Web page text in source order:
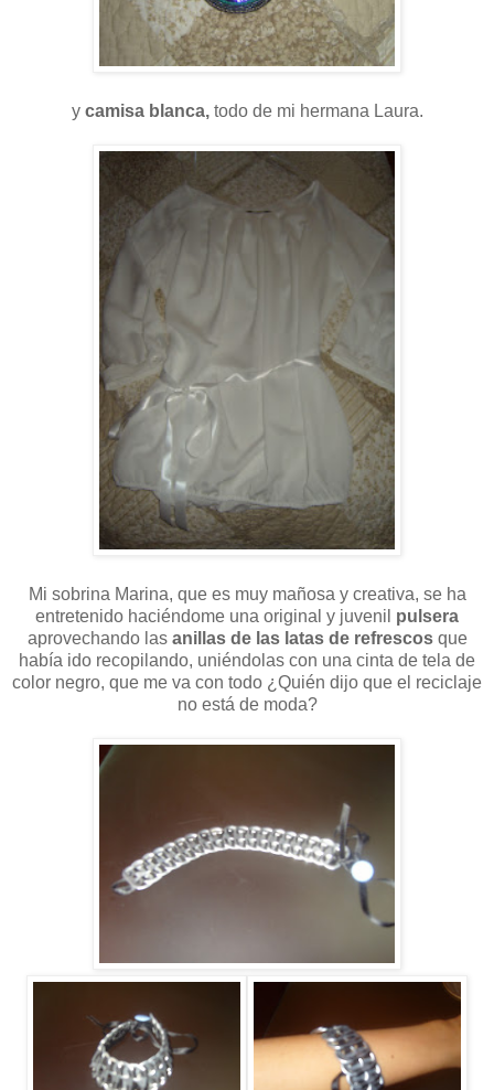
y camisa blanca,todo de mi hermana Laura.
Mi sobrina Marina, que es muy mañosa y creativa, se ha
entretenido haciéndome una original y juvenil pulsera
aprovechando las anillas de las latas de refrescosque
había ido recopilando, uniéndolas con una cinta de tela de
color negro, que me va con todo ¿Quién dijo que el reciclaje
no está de moda?